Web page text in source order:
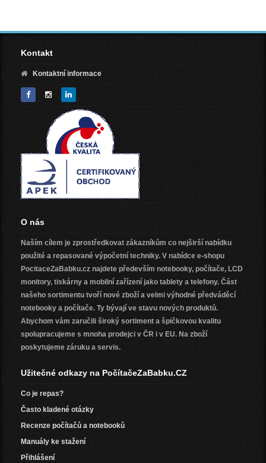
Kontakt
Kontaktní informace
O nás
Naším cílem je zprostředkovat zákazníkům co nejširší nabídku
použité a repasované výpočetní techniky. V nabídce e-shopu
PocitaceZaBabku.cz najdete především notebooky, počítače, LCD
monitory, tiskárny a mobilní zařízení jako tablety a telefony. Část
našeho sortimentu tvoří nové zboží a velmi výhodné předváděcí
notebooky a počítače. Ty bývají ve stavu nových produktů.
Abychom vám zaručili široký sortiment a špičkovou kvalitu
spolupracujeme s mnoha prodejci v ČR i v EU. Na zboží
poskytujeme záruku a servis.
Užitečné odkazy na PočítačeZaBabku.CZ
Co je repas?
Často kladené otázky
Recenze počítačů a notebooků
Manuály ke stažení
Přihlášení